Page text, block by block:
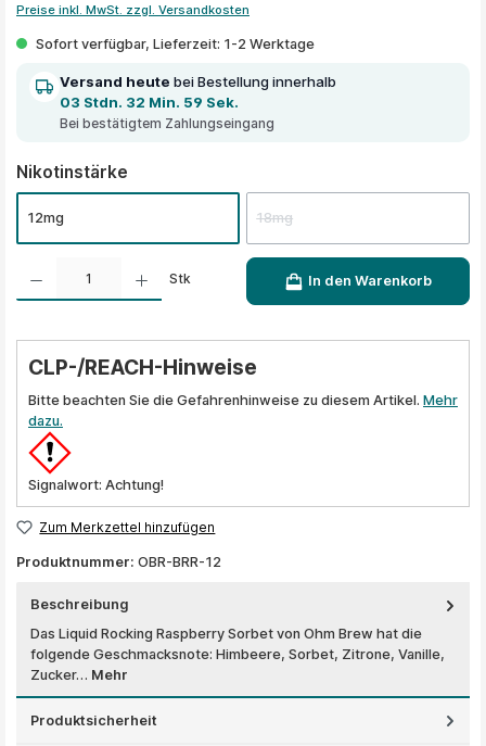
Preise inkl. MwSt. zzgl. Versandkosten
Sofort verfügbar, Lieferzeit: 1-2 Werktage
Versand heute bei Bestellung innerhalb
03 Stdn. 32 Min. 59 Sek.
Bei bestätigtem Zahlungseingang
Nikotinstärke
12mg 18mg
Produkt Anzahl: Gib den gewünschten Wert ein oder benutze die Schaltflächen um die
Stk In den Warenkorb
CLP-/REACH-Hinweise
Bitte beachten Sie die Gefahrenhinweise zu diesem Artikel. Mehr
dazu.
Signalwort: Achtung!
Zum Merkzettel hinzufügen
Produktnummer: OBR-BRR-12
Beschreibung
Das Liquid Rocking Raspberry Sorbet von Ohm Brew hat die
folgende Geschmacksnote: Himbeere, Sorbet, Zitrone, Vanille,
Zucker… Mehr
Produktsicherheit